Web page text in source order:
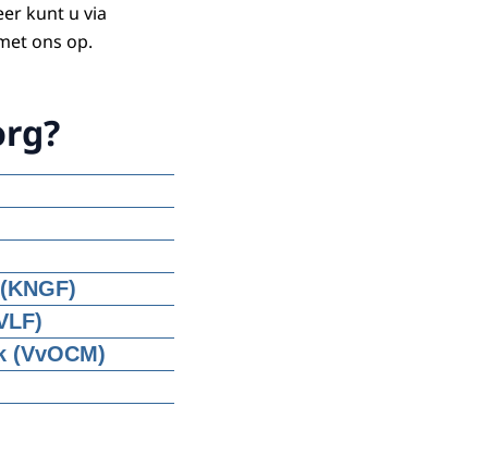
kunt u via
ons op.
(VvOCM)